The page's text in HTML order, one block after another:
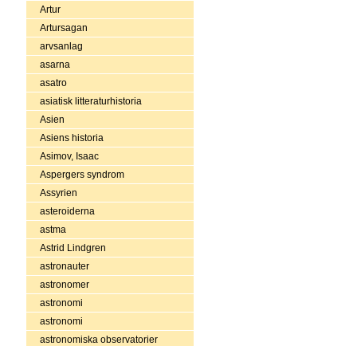
Artur
Artursagan
arvsanlag
asarna
asatro
asiatisk litteraturhistoria
Asien
Asiens historia
Asimov, Isaac
Aspergers syndrom
Assyrien
asteroiderna
astma
Astrid Lindgren
astronauter
astronomer
astronomi
astronomi
astronomiska observatorier